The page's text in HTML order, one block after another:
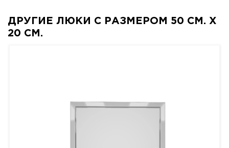
ДРУГИЕ ЛЮКИ С РАЗМЕРОМ 50 СМ. X
20 СМ.